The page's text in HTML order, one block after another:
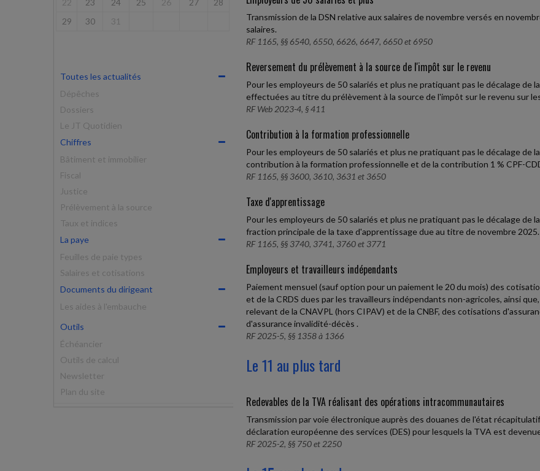
22
23 24 25 26 27
28
29
30 31
Toutes les actualités
Dépêches
Dossiers
Le JT Quotidien
Chiffres
Bâtiment et immobilier
Fiscal
Justice
Prélèvement à la source
Taux et indices
La paye
Feuilles de paie types
Salaires et cotisations
Documents du dirigeant
Les aides à l'embauche
Outils
Échéancier
Outils de calcul
Newsletter
Plan du site
Transmission de la DSN relative aux salaires de novembre versés en
salaires.
RF 1165, §§ 6540, 6550, 6626, 6647, 6650 et 6950
Reversement du prélèvement à la source de l'impôt sur le revenu
Pour les employeurs de 50 salariés et plus ne pratiquant pas le décalage de
effectuées au titre du prélèvement à la source de l'impôt sur le revenu sur
RF Web 2023-4, § 411
Contribution à la formation professionnelle
Pour les employeurs de 50 salariés et plus ne pratiquant pas le décalage de
contribution à la formation professionnelle et de la contribution 1 % CPF-
RF 1165, §§ 3600, 3610, 3631 et 3650
Taxe d'apprentissage
Pour les employeurs de 50 salariés et plus ne pratiquant pas le décalage de
fraction principale de la taxe d'apprentissage due au titre de novembre 2025.
RF 1165, §§ 3740, 3741, 3760 et 3771
Employeurs et travailleurs indépendants
Paiement mensuel (sauf option pour un paiement le 20 du mois) des
et de la CRDS dues par les travailleurs indépendants non-agricoles, ainsi
relevant de la CNAVPL (hors CIPAV) et de la CNBF, des cotisations
d'assurance invalidité-décès .
RF 2025-5, §§ 1358 à 1366
Le 11 au plus tard
Redevables de la TVA réalisant des opérations intracommunautaires
Transmission par voie électronique auprès des douanes de l'état
déclaration européenne des services (DES) pour lesquels la TVA est
RF 2025-2, §§ 750 et 2250